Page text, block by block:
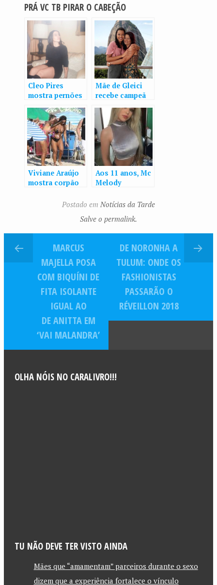
PRÁ VC TB PIRAR O CABEÇÃO
Cleo Pires
mostra pernões
calcinha à
mostra em
ensaio
Mãe de Gleici
recebe campeã
nova casa e
passa fim de
semana ao lado
dos filhos no
AC: ‘é um sonho’
Viviane Araújo
mostra corpão
curtir feriado no
Aos 11 anos, Mc
Melody
o novo visual
Postado em Notícias da Tarde
Salve o permalink.
MARCUS
MAJELLA POSA
COM BIQUÍNI DE
FITA ISOLANTE
IGUAL AO
DE ANITTA EM
‘VAI MALANDRA’
DE NORONHA A
TULUM: ONDE OS
FASHIONISTAS
PASSARÃO O
RÉVEILLON 2018
OLHA NÓIS NO CARALIVRO!!!
TU NÃO DEVE TER VISTO AINDA
Mães que “amamentam” parceiros durante o sexo
dizem que a experiência fortalece o vínculo